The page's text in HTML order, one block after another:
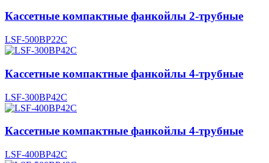
Кассетные компактные фанкойлы 2-трубные
LSF-500BP22C
Кассетные компактные фанкойлы 4-трубные
LSF-300BP42C
Кассетные компактные фанкойлы 4-трубные
LSF-400BP42C